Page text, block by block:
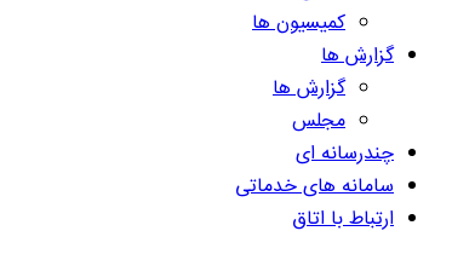
کمیسیون ها
گزارش ها
گزارش ها
مجلس
چندرسانه ای
سامانه های خدماتی
ارتباط با اتاق